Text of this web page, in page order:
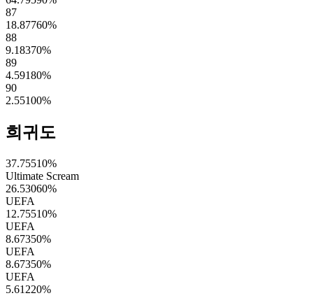
87
18.87760%
88
9.18370%
89
4.59180%
90
2.55100%
희귀도
37.75510%
Ultimate Scream
26.53060%
UEFA
12.75510%
UEFA
8.67350%
UEFA
8.67350%
UEFA
5.61220%